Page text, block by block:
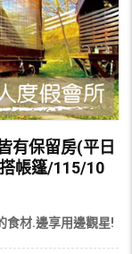
有保留房(平日
帳篷/115/10
食材.邊享用邊觀星!